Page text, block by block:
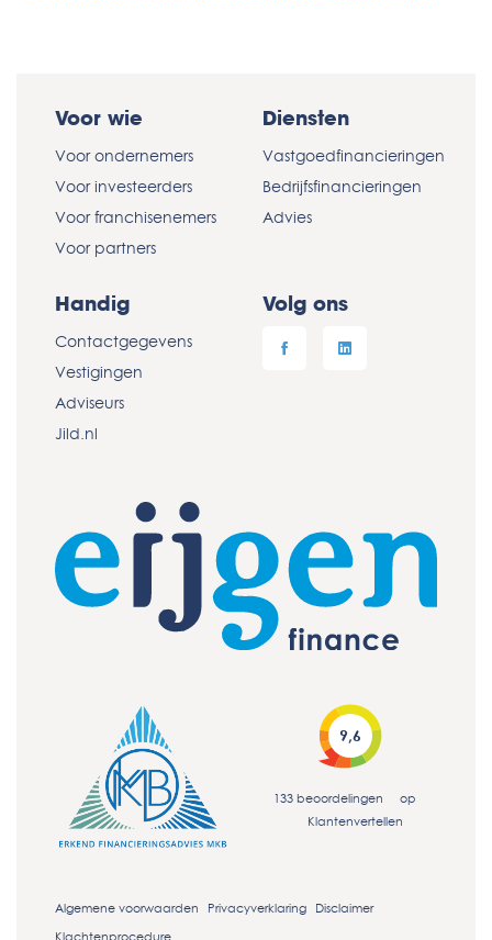
Voor wie
Voor ondernemers
Voor investeerders
Voor franchisenemers
Voor partners
Diensten
Vastgoedfinancieringen
Bedrijfsfinancieringen
Advies
Handig
Contactgegevens
Vestigingen
Adviseurs
Jild.nl
Volg ons
9,6
133 beoordelingen
op
Klantenvertellen
Algemene voorwaarden Privacyverklaring
Disclaimer
Klachtenprocedure